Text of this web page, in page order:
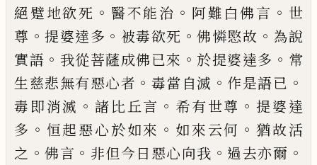
絕躄地欲死 。 醫不能治 。 阿難白佛言 。 世
尊 。提婆達多 。 被毒欲死 。佛憐愍故 。 為說
實語 。 我從菩薩成佛已來 。 於提婆達多 。 常
生慈悲無有惡心者 。 毒當自滅 。 作是語已 。
毒即消滅 。 諸比丘言 。 希有世尊 。 提婆達
多 。 恒起惡心於如來 。 如來云何 。 猶故活
之 。佛言 。 非但今日惡心向我 。 過去亦爾 。